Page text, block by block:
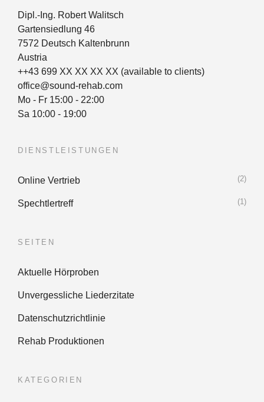
Dipl.-Ing. Robert Walitsch
Gartensiedlung 46
7572 Deutsch Kaltenbrunn
Austria
++43 699 XX XX XX XX (available to clients)
office@sound-rehab.com
Mo - Fr 15:00 - 22:00
Sa 10:00 - 19:00
DIENSTLEISTUNGEN
Online Vertrieb (2)
Spechtlertreff (1)
SEITEN
Aktuelle Hörproben
Unvergessliche Liederzitate
Datenschutzrichtlinie
Rehab Produktionen
KATEGORIEN